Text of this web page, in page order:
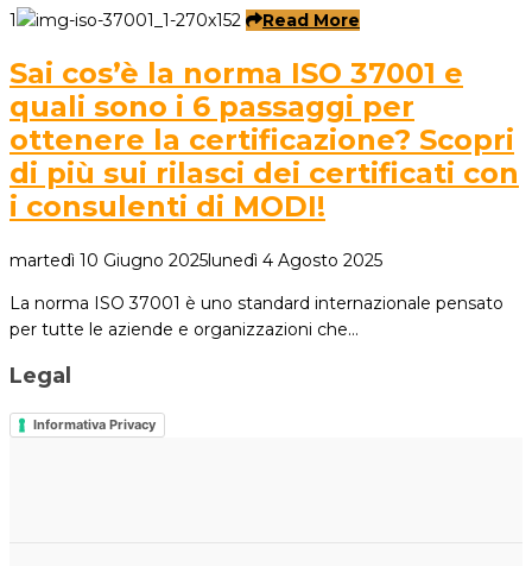
1
Read More
Sai cos’è la norma ISO 37001 e
quali sono i 6 passaggi per
ottenere la certificazione? Scopri
di più sui rilasci dei certificati con
i consulenti di MODI!
martedì 10 Giugno 2025lunedì 4 Agosto 2025
La norma ISO 37001 è uno standard internazionale pensato
per tutte le aziende e organizzazioni che…
Legal
Informativa Privacy